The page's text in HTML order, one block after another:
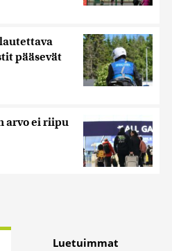
pääsevät
arvo ei riipu
Luetuimmat